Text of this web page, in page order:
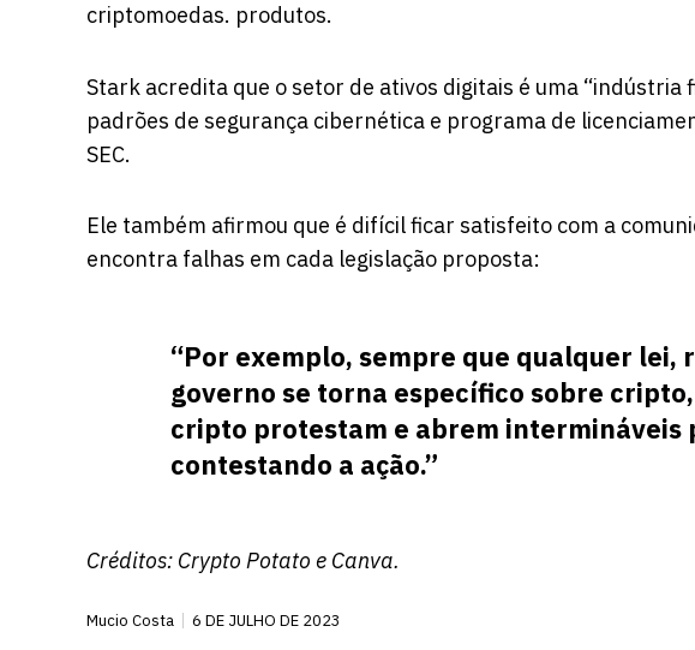
criptomoedas. produtos.
Stark acredita que o setor de ativos digitais é uma “indústria
padrões de segurança cibernética e programa de
SEC.
Ele também afirmou que é difícil ficar satisfeito com a
encontra falhas em cada legislação proposta:
“Por exemplo, sempre que qualquer lei,
governo se torna específico sobre
cripto protestam e abrem intermináveis
contestando a ação.”
Créditos: Crypto Potato e Canva.
Mucio Costa 6 DE JULHO DE 2023